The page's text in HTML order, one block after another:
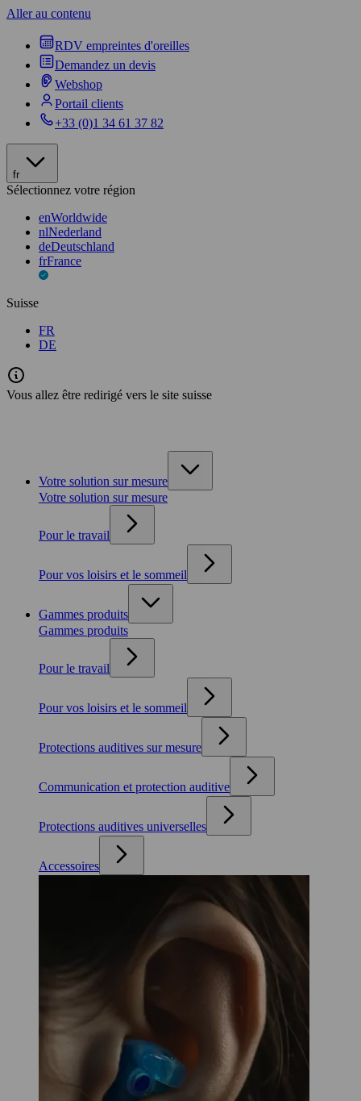
Aller au contenu
RDV empreintes d'oreilles
Demandez un devis
Webshop
Portail clients
+33 (0)1 34 61 37 82
fr
Sélectionnez votre région
enWorldwide
nlNederland
deDeutschland
frFrance
Suisse
FR
DE
Vous allez être redirigé vers le site suisse
Votre solution sur mesure
Votre solution sur mesure
Pour le travail
Pour vos loisirs et le sommeil
Gammes produits
Gammes produits
Pour le travail
Pour vos loisirs et le sommeil
Protections auditives sur mesure
Communication et protection auditive
Protections auditives universelles
Accessoires